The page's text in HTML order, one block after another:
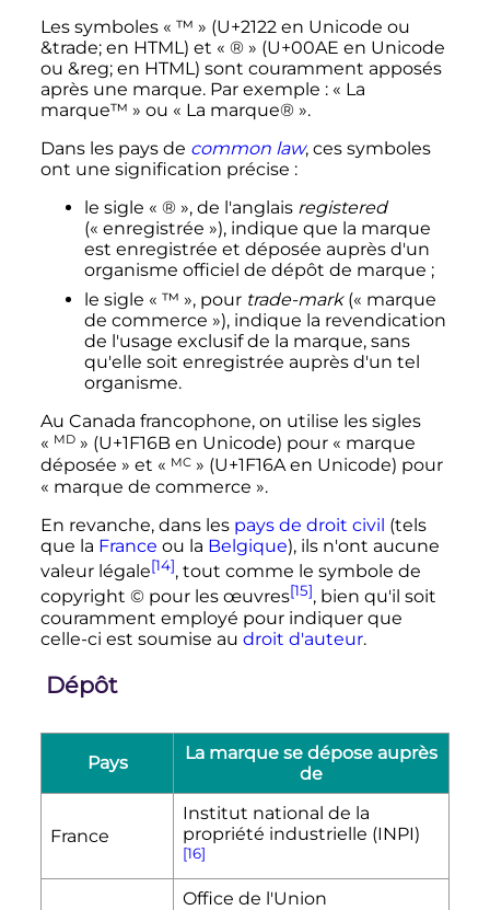
Les symboles « ™ » (U+2122en Unicode ou
&trade;en HTML) et « ® » (U+00AE en Unicode
ou &reg;en HTML) sont couramment apposés
après une marque. Par exemple : « La
marque™ » ou « La marque® ».
Dans les pays de common law, ces symboles
ont une signification précise :
le sigle « ® », de l'anglais registered
(« enregistrée »), indique que la marque
est enregistrée et déposée auprès d'un
organisme officiel de dépôt de marque ;
le sigle « ™ », pour trade-mark(« marque
de commerce »), indique la revendication
de l'usage exclusif de la marque, sans
qu'elle soit enregistrée auprès d'un tel
organisme.
Au Canada francophone, on utilise les sigles
« MD » (U+1F16Ben Unicode) pour « marque
déposée » et « MC » (U+1F16Aen Unicode) pour
« marque de commerce ».
En revanche, dans les pays de droit civil (tels
que la France ou la Belgique), ils n'ont aucune
valeur légale[14], tout comme le symbole de
copyright © pour les œuvres[15], bien qu'il soit
couramment employé pour indiquer que
celle-ci est soumise au droit d'auteur.
Dépôt
Pays
La marque se dépose auprès
de
France
Institut national de la
propriété industrielle (INPI)
[16]
Office de l'Union